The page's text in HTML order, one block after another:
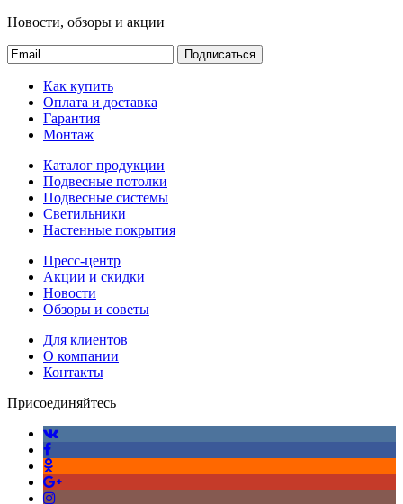
Новости, обзоры и акции
Подписаться
Как купить
Оплата и доставка
Гарантия
Монтаж
Каталог продукции
Подвесные потолки
Подвесные системы
Светильники
Настенные покрытия
Пресс-центр
Акции и скидки
Новости
Обзоры и советы
Для клиентов
О компании
Контакты
Присоединяйтесь